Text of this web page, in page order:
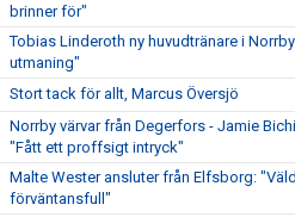
brinner för"
Tobias Linderoth ny huvudtränare i
utmaning"
Stort tack för allt, Marcus Översjö
Norrby värvar från Degerfors - Jamie
"Fått ett proffsigt intryck"
Malte Wester ansluter från Elfsborg:
förväntansfull"